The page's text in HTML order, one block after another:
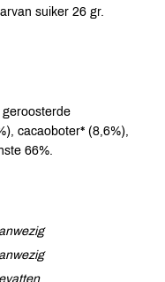
suiker 26 gr.
geroosterde
cacaoboter* (8,6%),
66%.